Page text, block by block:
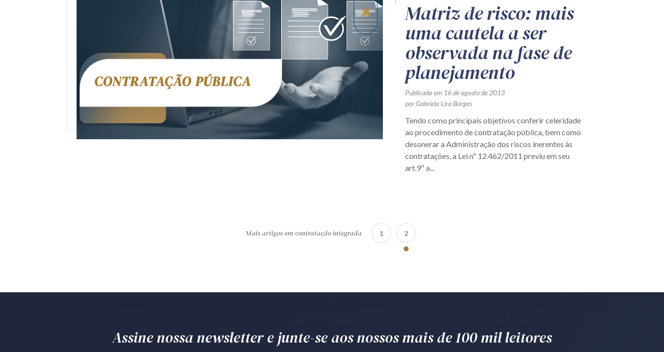
Matriz de risco: mais
uma cautela a ser
observada na fase de
planejamento
Publicado em 16 de agosto de 2013
por Gabriela Lira Borges
Tendo como principais objetivos conferir celeridade
ao procedimento de contratação pública, bem como
desonerar a Administração dos riscos inerentes às
contratações, a Lei nº 12.462/2011 previu em seu
art.9º a...
Mais artigos em contratação integrada 1 2
Assine nossa newsletter e junte-se aos nossos mais de 100 mil leitores